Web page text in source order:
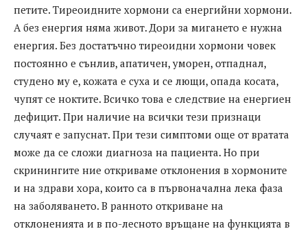
петите. Тиреоидните хормони са енергийни хормони.
А без енергия няма живот. Дори за мигането е нужна
енергия. Без достатъчно тиреоидни хормони човек
постоянно е сънлив, апатичен, уморен, отпаднал,
студено му е, кожата е суха и се лющи, опада косата,
чупят се ноктите. Всичко това е следствие на енергиен
дефицит. При наличие на всички тези признаци
случаят е запуснат. При тези симптоми още от вратата
може да се сложи диагноза на пациента. Но при
скринингите ние откриваме отклонения в хормоните
и на здрави хора, които са в първоначална лека фаза
на заболяването. В ранното откриване на
отклоненията и в по-лесното връщане на функцията в